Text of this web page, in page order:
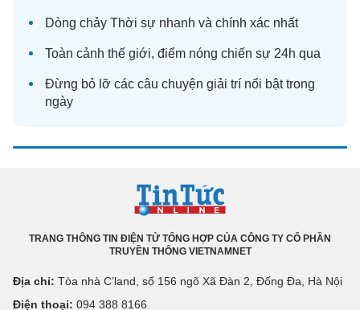
Dòng chảy Thời sự nhanh và chính xác nhất
Toàn cảnh thế giới, điểm nóng chiến sự 24h qua
Đừng bỏ lỡ các câu chuyện giải trí nổi bật trong
ngày
TRANG THÔNG TIN ĐIỆN TỬ TỔNG HỢP CỦA CÔNG TY CỔ PHẦN
TRUYỀN THÔNG VIETNAMNET
Địa chỉ: Tòa nhà C’land, số 156 ngõ Xã Đàn 2, Đống Đa, Hà Nội
Điện thoại: 094 388 8166